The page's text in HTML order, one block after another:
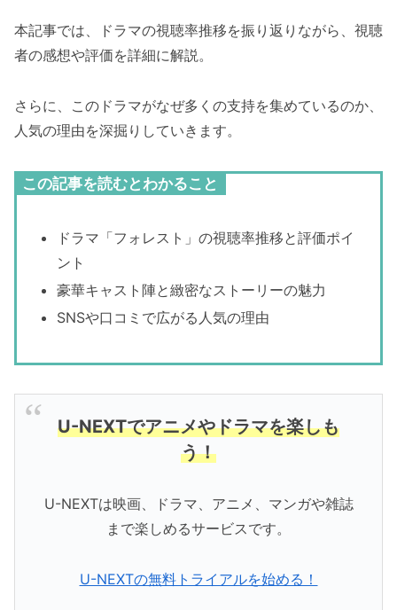
本記事では、ドラマの視聴率推移を振り返りながら、視聴
者の感想や評価を詳細に解説。
さらに、このドラマがなぜ多くの支持を集めているのか、
人気の理由を深掘りしていきます。
この記事を読むとわかること
ドラマ「フォレスト」の視聴率推移と評価ポイ
ント
豪華キャスト陣と緻密なストーリーの魅力
SNSや口コミで広がる人気の理由
U-NEXTでアニメやドラマを楽しも
う！
U-NEXTは映画、ドラマ、アニメ、マンガや雑誌
まで楽しめるサービスです。
U-NEXTの無料トライアルを始める！